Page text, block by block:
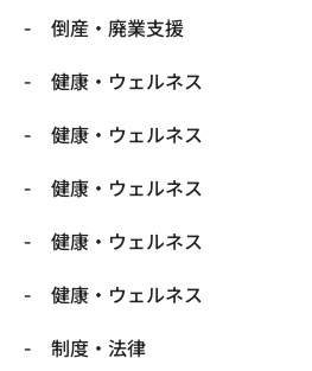
倒産・廃業支援
健康・ウェルネス
健康・ウェルネス
健康・ウェルネス
健康・ウェルネス
健康・ウェルネス
制度・法律